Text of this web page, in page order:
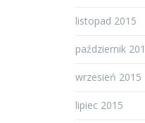
listopad 2015
październik
wrzesień 2015
lipiec 2015